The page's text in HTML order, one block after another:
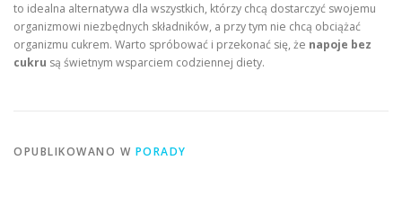
to idealna alternatywa dla wszystkich, którzy chcą dostarczyć swojemu
organizmowi niezbędnych składników, a przy tym nie chcą obciążać
organizmu cukrem. Warto spróbować i przekonać się, że napoje bez
cukru są świetnym wsparciem codziennej diety.
OPUBLIKOWANO W PORADY